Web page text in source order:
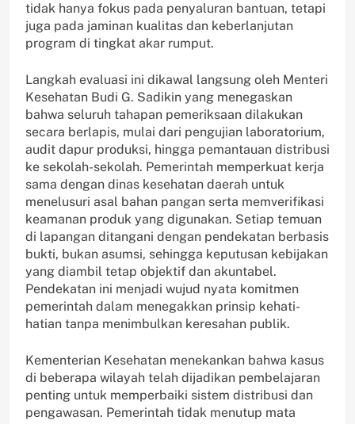
tidak hanya fokus pada penyaluran bantuan, tetapi
juga pada jaminan kualitas dan keberlanjutan
program di tingkat akar rumput.
Langkah evaluasi ini dikawal langsung oleh Menteri
Kesehatan Budi G. Sadikin yang menegaskan
bahwa seluruh tahapan pemeriksaan dilakukan
secara berlapis, mulai dari pengujian laboratorium,
audit dapur produksi, hingga pemantauan distribusi
ke sekolah-sekolah. Pemerintah memperkuat kerja
sama dengan dinas kesehatan daerah untuk
menelusuri asal bahan pangan serta memverifikasi
keamanan produk yang digunakan. Setiap temuan
di lapangan ditangani dengan pendekatan berbasis
bukti, bukan asumsi, sehingga keputusan kebijakan
yang diambil tetap objektif dan akuntabel.
Pendekatan ini menjadi wujud nyata komitmen
pemerintah dalam menegakkan prinsip kehati-
hatian tanpa menimbulkan keresahan publik.
Kementerian Kesehatan menekankan bahwa kasus
di beberapa wilayah telah dijadikan pembelajaran
penting untuk memperbaiki sistem distribusi dan
pengawasan. Pemerintah tidak menutup mata